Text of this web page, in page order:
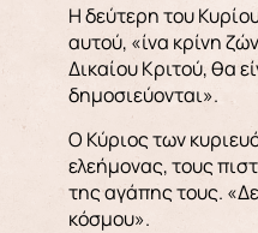
Η δεύτερη του
αυτού, «ίνα κρίνη
Δικαίου Κριτού, θα
δημοσιεύονται».
Ο Κύριος των
ελεήμονας, τους
της αγάπης τους.
κόσμου».